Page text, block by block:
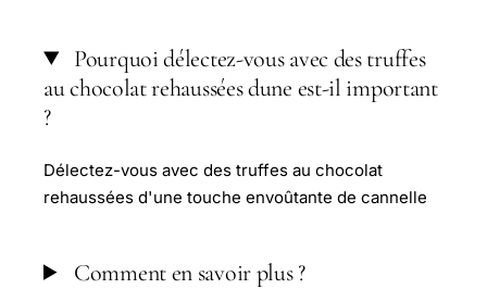
Pourquoi délectez-vous avec des truffes
au chocolat rehaussées dune est-il important
?
Délectez-vous avec des truffes au chocolat
rehaussées d'une touche envoûtante de cannelle
Comment en savoir plus ?